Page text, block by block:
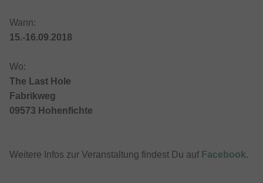
Wann:
15.-16.09.2018
Wo:
The Last Hole
Fabrikweg
09573 Hohenfichte
Weitere Infos zur Veranstaltung findest Du auf Facebook.